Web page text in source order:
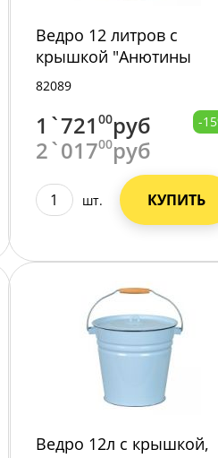
Ведро 12 литров с
крышкой "Анютины
глазки" С-1224/4)
82089
1`721 00руб
2`01700руб
-
шт. КУПИТЬ
Ведро 12л с крышкой,